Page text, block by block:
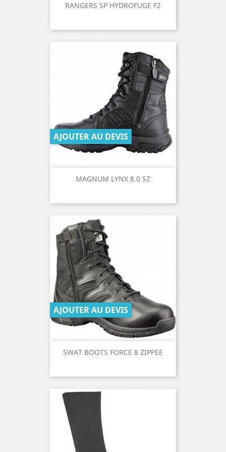
RANGERS SP HYDROFUGE F2
MAGNUM LYNX 8.0 SZ
AJOUTER AU DEVIS
SWAT BOOTS FORCE 8 ZIPPEE
AJOUTER AU DEVIS